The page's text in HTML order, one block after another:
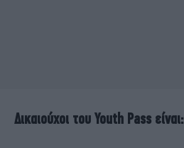
Δικαιούχοι του Youth Pass είναι: